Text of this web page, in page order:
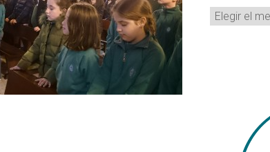
Archivos